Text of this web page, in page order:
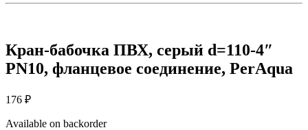
Кран-бабочка ПВХ, серый d=110-4″
PN10, фланцевое соединение, PerAqua
176 ₽
Available on backorder